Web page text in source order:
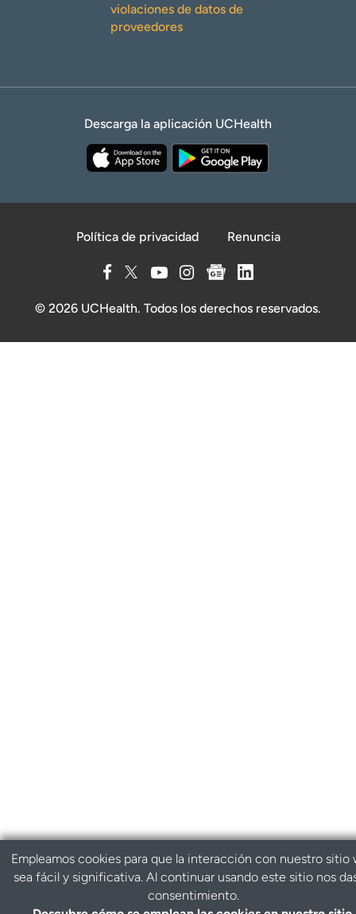
violaciones de datos de
proveedores
Descarga la aplicación UCHealth
Política de privacidad Renuncia
© 2026 UCHealth. Todos los derechos reservados.
Empleamos cookies para que la interacción con nuestro sitio
sea fácil y significativa. Al continuar usando este sitio nos
consentimiento.